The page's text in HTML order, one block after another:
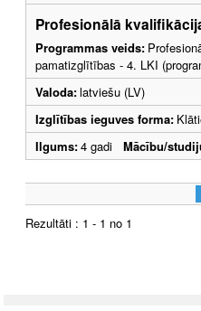
Profesionālā
Programmas veids:
pamatizglītības - 4. LKI
Valoda:latviešu (LV)
Izglītības ieguves forma:
Ilgums:4 gadi Mācību/
Rezultāti : 1 - 1 no 1